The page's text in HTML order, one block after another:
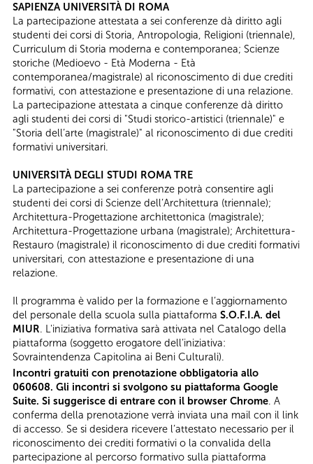
SAPIENZA UNIVERSITÀ DI ROMA
La partecipazione attestata a sei conferenze dà diritto agli
studenti dei corsi di Storia, Antropologia, Religioni (triennale),
Curriculum di Storia moderna e contemporanea; Scienze
storiche (Medioevo - Età Moderna - Età
contemporanea/magistrale) al riconoscimento di due crediti
formativi, con attestazione e presentazione di una relazione.
​La partecipazione attestata a cinque conferenze dà diritto
agli studenti dei corsi di "Studi storico-artistici (triennale)" e
"Storia dell’arte (magistrale)" al riconoscimento di due crediti
formativi universitari.
UNIVERSITÀ DEGLI STUDI ROMA TRE
La partecipazione a sei conferenze potrà consentire agli
studenti dei corsi di Scienze dell’Architettura (triennale);
Architettura-Progettazione architettonica (magistrale);
Architettura-Progettazione urbana (magistrale); Architettura-
Restauro (magistrale) il riconoscimento di due crediti formativi
universitari, con attestazione e presentazione di una
relazione.
Il programma è valido per la formazione e l’aggiornamento
del personale della scuola sulla piattaforma S.O.F.I.A. del
MIUR. L'iniziativa formativa sarà attivata nel Catalogo della
piattaforma (soggetto erogatore dell’iniziativa:
Sovraintendenza Capitolina ai Beni Culturali).
Incontri gratuiti con prenotazione obbligatoria allo
060608. Gli incontri si svolgono su piattaforma Google
Suite. Si suggerisce di entrare con il browser Chrome. A
conferma della prenotazione verrà inviata una mail con il link
di accesso. Se si desidera ricevere l’attestato necessario per il
riconoscimento dei crediti formativi o la convalida della
partecipazione al percorso formativo sulla piattaforma